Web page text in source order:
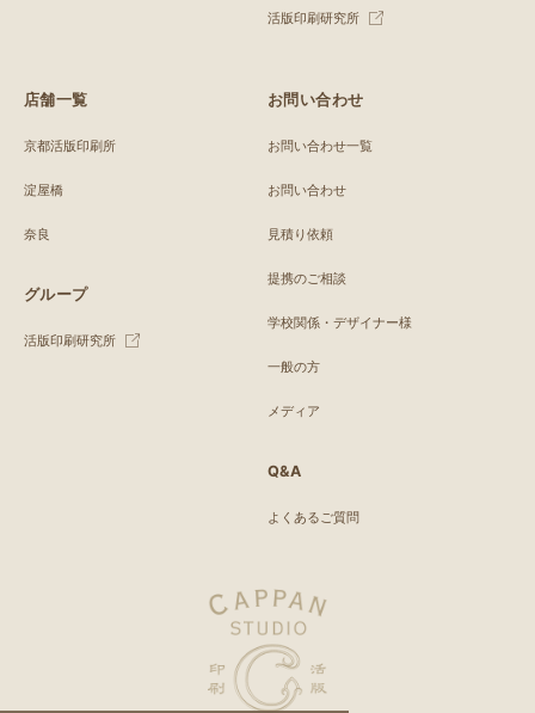
活版印刷研究所
店舗一覧
京都活版印刷所
淀屋橋
奈良
グループ
活版印刷研究所
お問い合わせ
お問い合わせ一覧
お問い合わせ
見積り依頼
提携のご相談
学校関係・デザイナー様
一般の方
メディア
Q&A
よくあるご質問